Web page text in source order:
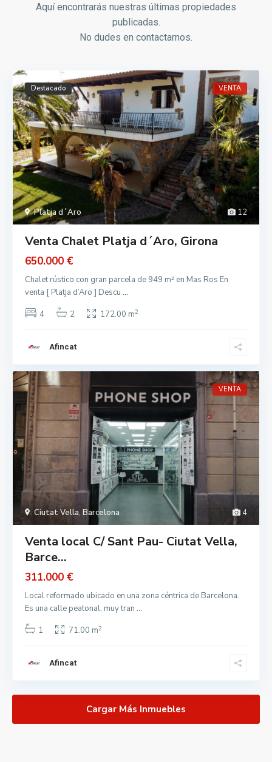
Aquí encontrarás nuestras últimas propiedades
publicadas.
No dudes en contactarnos.
12
Platja d´Aro
Destacado VENTA
Venta Chalet Platja d´Aro, Girona
650.000 €
Chalet rústico con gran parcela de 949 m² en Mas Ros En
venta [ Platja d’Aro ] Descu ...
4
2 172.00 m2
Afincat
4
Ciutat Vella, Barcelona
VENTA
Venta local C/ Sant Pau- Ciutat Vella,
Barce...
311.000 €
Local reformado ubicado en una zona céntrica de Barcelona.
Es una calle peatonal, muy tran ...
1
71.00 m2
Afincat
Cargar Más Inmuebles